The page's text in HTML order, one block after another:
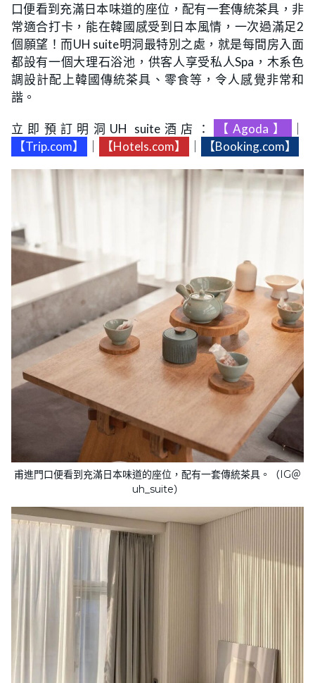
口便看到充滿日本味道的座位，配有一套傳統茶具，非
常適合打卡，能在韓國感受到日本風情，一次過滿足2
個願望！而UH suite明洞最特別之處，就是每間房入面
都設有一個大理石浴池，供客人享受私人Spa，木系色
調設計配上韓國傳統茶具、零食等，令人感覺非常和
諧。
立即預訂明洞UH suite酒店： 【Agoda】
【Trip.com】
【Hotels.com】 【Booking.com】
甫進門口便看到充滿日本味道的座位，配有一套傳統茶具。（IG＠
uh_suite）